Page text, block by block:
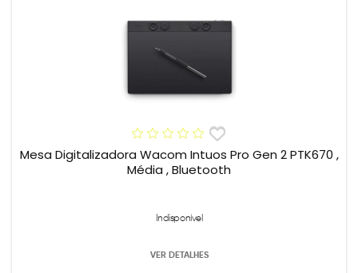
Mesa Digitalizadora Wacom Intuos Pro Gen 2 PTK670 ,
Média , Bluetooth
Indisponível
VER DETALHES